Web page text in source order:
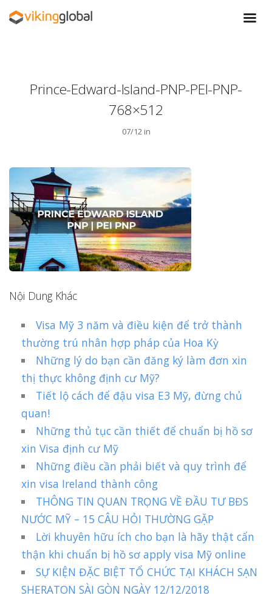
Prince-Edward-Island-PNP-PEI-PNP-
768×512
07/12 in
Nội Dung Khác
Visa Mỹ 3 năm và điều kiện để trở thành
thường trú nhân hợp pháp của Hoa Kỳ
Những lý do bạn cần đăng ký làm đơn xin
thị thực không định cư Mỹ?
Tiết lộ cách để đậu visa E3 Mỹ, đừng chủ
quan!
Những thủ tục cần thiết để chuẩn bị hồ sơ
xin Visa định cư Mỹ
Những điều cần phải biết và quy trình để
xin visa Ireland thành công
THÔNG TIN QUAN TRỌNG VỀ ĐẦU TƯ BĐS
NƯỚC MỸ – 15 CÂU HỎI THƯỜNG GẶP
Lời khuyên hữu ích cho bạn là hãy thật cẩn
thận khi chuẩn bị hồ sơ apply visa Mỹ online
SỰ KIỆN ĐẶC BIỆT TỔ CHỨC TẠI KHÁCH SẠN
SHERATON SÀI GÒN NGÀY 12/12/2018